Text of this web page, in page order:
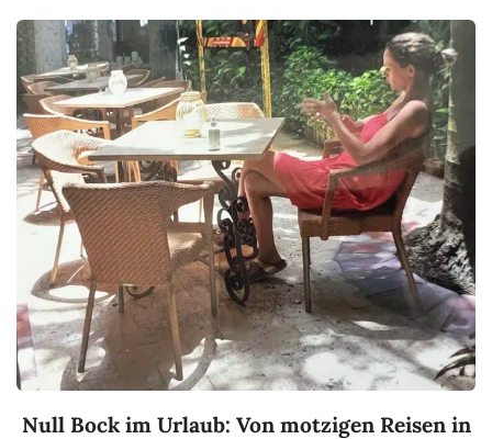
Null Bock im Urlaub: Von motzigen Reisen in